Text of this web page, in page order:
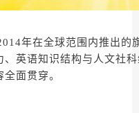
年在全球范围内推出的
英语知识结构与人文社
面贯穿。